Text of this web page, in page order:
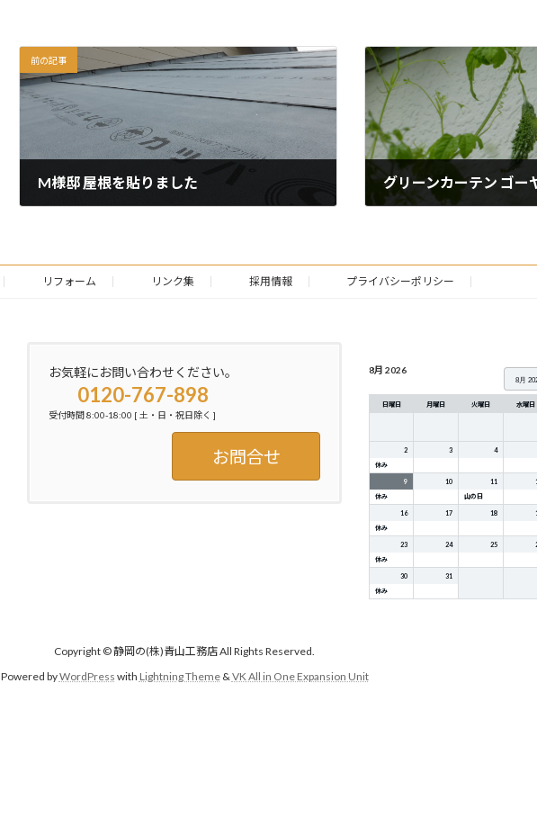
前の記事
M様邸 屋根を貼りました グリーンカーテン ゴー
リフォーム リンク集 採用情報 プライバシーポリシー
お気軽にお問い合わせください。
0120-767-898
受付時間 8:00-18:00 [ 土・日・祝日除く ]
お問合せ
月
択
8月 2026
日曜日 月曜日 火曜日 水曜日
2
休み
3 4
9
休み
10
11
山の日
16
休み
17 18
23
休み
24 25
30
休み
31
Copyright © 静岡の(株)青山工務店 All Rights Reserved.
Powered byWordPress with Lightning Theme&VK All in One Expansion Unit